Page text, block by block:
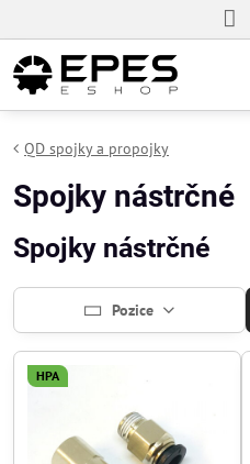
QD spojky a propojky
Spojky nástrčné
Spojky nástrčné
Pozice
HPA